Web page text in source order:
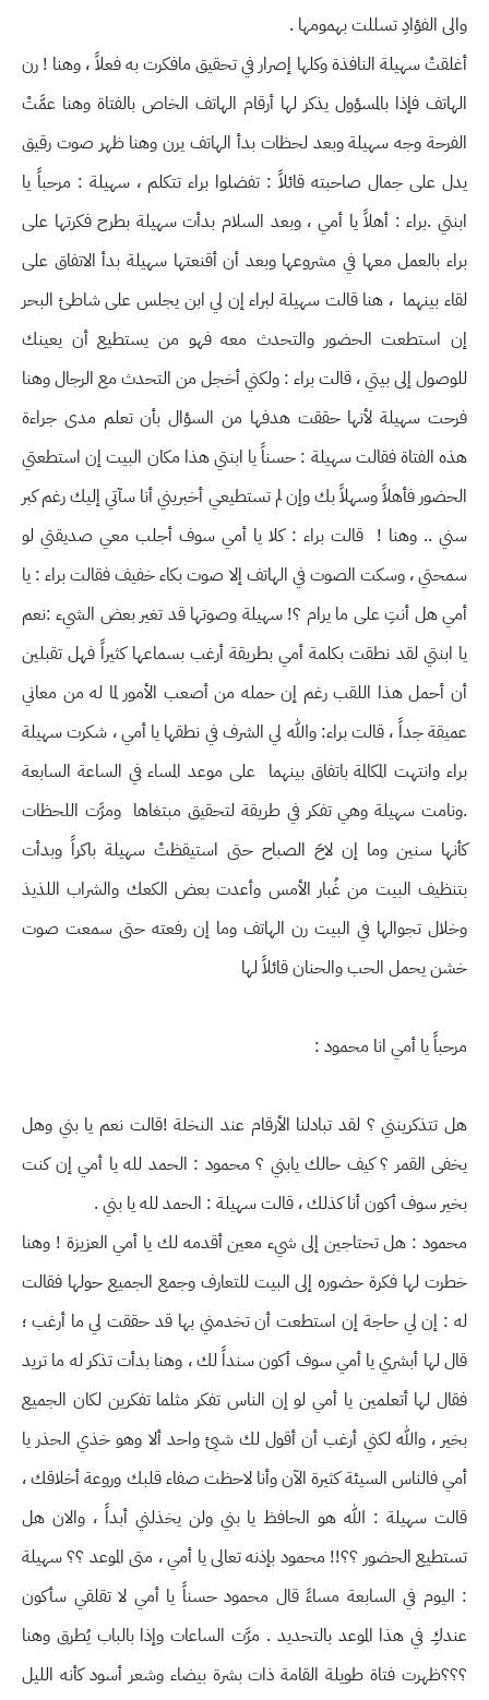
والى الفؤادِ تسللت بهمومها .
أغلقتْ سهيلة النافذة وكلها إصرار في تحقيق مافكرت به فعلاً ، وهنا ! رن
الهاتف فإذا بالمسؤول يذكر لها أرقام الهاتف الخاص بالفتاة وهنا عمَّتْ
الفرحة وجه سهيلة وبعد لحظات بدأ الهاتف يرن وهنا ظهر صوت رقيق
يدل على جمال صاحبته قائلاً : تفضلوا براء تتكلم ، سهيلة : مرحباً يا
ابنتي .براء : أهلاً يا أمي ، وبعد السلام بدأت سهيلة بطرح فكرتها على
براء بالعمل معها في مشروعها وبعد أن أقنعتها سهيلة بدأ الاتفاق على
لقاء بينهما ، هنا قالت سهيلة لبراء إن لي ابن يجلس على شاطئ البحر
إن استطعت الحضور والتحدث معه فهو من يستطيع أن يعينك
للوصول إلى بيتي ، قالت براء : ولكني أخجل من التحدث مع الرجال وهنا
فرحت سهيلة لأنها حققت هدفها من السؤال بأن تعلم مدى جراءة
هذه الفتاة فقالت سهيلة : حسناً يا ابنتي هذا مكان البيت إن استطعتي
الحضور فأهلاً وسهلاً بك وإن لم تستطيعي أخبريني أنا سآتي إليك رغم كبر
سني .. وهنا ! قالت براء : كلا يا أمي سوف أجلب معي صديقتي لو
سمحتي ، وسكت الصوت في الهاتف إلا صوت بكاء خفيف فقالت براء : يا
أمي هل أنتِ على ما يرام ؟! سهيلة وصوتها قد تغير بعض الشيء :نعم
يا ابنتي لقد نطقت بكلمة أمي بطريقة أرغب بسماعها كثيراً فهل تقبلين
أن أحمل هذا اللقب رغم إن حمله من أصعب الأمور لما له من معاني
عميقة جداً ، قالت براء: والله لي الشرف في نطقها يا أمي ، شكرت سهيلة
براء وانتهت المكالمة باتفاق بينهما على موعد المساء في الساعة السابعة
.ونامت سهيلة وهي تفكر في طريقة لتحقيق مبتغاها ومرَّت اللحظات
كأنها سنين وما إن لاحَ الصباح حتى استيقظتْ سهيلة باكراً وبدأت
بتنظيف البيت من غُبار الأمس وأعدت بعض الكعك والشراب اللذيذ
وخلال تجوالها في البيت رن الهاتف وما إن رفعته حتى سمعت صوت
خشن يحمل الحب والحنان قائلاً لها
مرحباً يا أمي انا محمود :
هل تتذكرينني ؟ لقد تبادلنا الأرقام عند النخلة !قالت نعم يا بني وهل
يخفى القمر ؟ كيف حالك يابني ؟ محمود : الحمد لله يا أمي إن كنت
بخير سوف أكون أنا كذلك ، قالت سهيلة : الحمد لله يا بني .
محمود : هل تحتاجين إلى شيء معين أقدمه لك يا أمي العزيزة ! وهنا
خطرت لها فكرة حضوره إلى البيت للتعارف وجمع الجميع حولها فقالت
له : إن لي حاجة إن استطعت أن تخدمني بها قد حققت لي ما أرغب ؛
قال لها أبشري يا أمي سوف أكون سنداً لك ، وهنا بدأت تذكر له ما تريد
فقال لها أتعلمين يا أمي لو إن الناس تفكر مثلما تفكرين لكان الجميع
بخير ، والله لكني أرغب أن أقول لك شيئ واحد ألا وهو خذي الحذر يا
أمي فالناس السيئة كثيرة الآن وأنا لاحظت صفاء قلبك وروعة أخلاقك ،
قالت سهيلة : الله هو الحافظ يا بني ولن يخذلني أبداً ، والان هل
تستطيع الحضور ؟؟!! محمود بإذنه تعالى يا أمي ، متى الموعد ؟؟ سهيلة
: اليوم في السابعة مساءً قال محمود حسناً يا أمي لا تقلقي سأكون
عندكِ في هذا الموعد بالتحديد . مرَّت الساعات وإذا بالباب يُطرق وهنا
؟؟؟ظهرت فتاة طويلة القامة ذات بشرة بيضاء وشعر أسود كأنه الليل